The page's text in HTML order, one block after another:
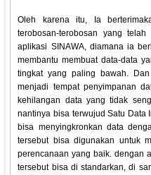
Oleh karena itu, Ia
terobosan-terobosan yang
aplikasi SINAWA, diamana ia
membantu membuat data-data
tingkat yang paling bawah.
menjadi tempat penyimpanan
kehilangan data yang tidak
nantinya bisa terwujud Satu Data
bisa menyingkronkan data
tersebut bisa digunakan untuk
perencanaan yang baik. dengan
tersebut bisa di standarkan, di